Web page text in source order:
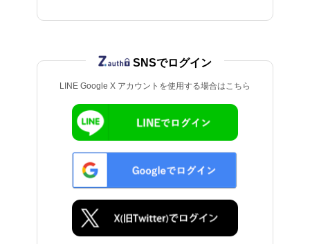
LINE Google X アカウントを使用する場合はこちら
SNSでログイン